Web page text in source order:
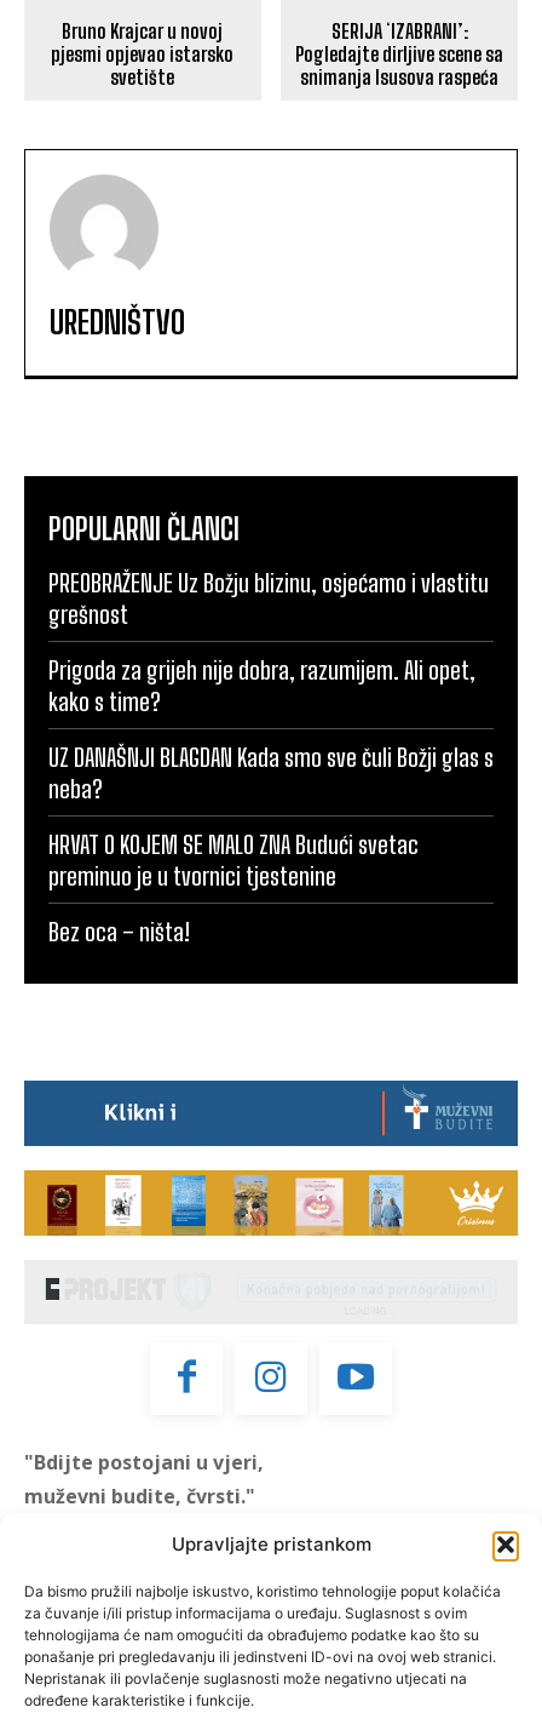
Upravljajte pristankom
Da bismo pružili najbolje iskustvo, koristimo tehnologije poput kolačića
za čuvanje i/ili pristup informacijama o uređaju. Suglasnost s ovim
tehnologijama će nam omogućiti da obrađujemo podatke kao što su
ponašanje pri pregledavanju ili jedinstveni ID-ovi na ovoj web stranici.
Nepristanak ili povlačenje suglasnosti može negativno utjecati na
određene karakteristike i funkcije.
Bruno Krajcar u novoj
pjesmi opjevao istarsko
svetište
SERIJA ʻIZABRANI’:
Pogledajte dirljive scene sa
snimanja Isusova raspeća
UREDNIŠTVO
POPULARNI ČLANCI
PREOBRAŽENJE Uz Božju blizinu, osjećamo i vlastitu
grešnost
Prigoda za grijeh nije dobra, razumijem. Ali opet,
kako s time?
UZ DANAŠNJI BLAGDAN Kada smo sve čuli Božji glas s
neba?
HRVAT O KOJEM SE MALO ZNA Budući svetac
preminuo je u tvornici tjestenine
Bez oca – ništa!
"Bdijte postojani u vjeri,
muževni budite, čvrsti."
"Muževni budite" prvi je
hrvatski portal za katoličke
muškarce koji pokušava
reafirmirati u današnje
vrijeme itekako narušen